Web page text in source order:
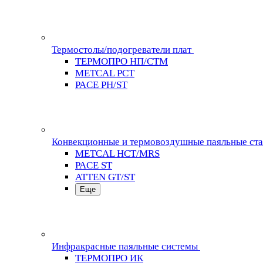
Термостолы/подогреватели плат
ТЕРМОПРО НП/СТМ
METCAL PCT
PACE PH/ST
Конвекционные и термовоздушные паяльные
METCAL HCT/MRS
PACE ST
ATTEN GT/ST
Еще
Инфракрасные паяльные системы
ТЕРМОПРО ИК